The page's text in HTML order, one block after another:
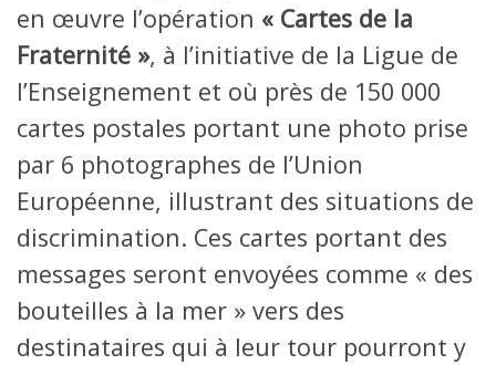
en œuvre l’opération « Cartes de la
Fraternité », à l’initiative de la Ligue de
l’Enseignement et où près de 150 000
cartes postales portant une photo prise
par 6 photographes de l’Union
Européenne, illustrant des situations de
discrimination. Ces cartes portant des
messages seront envoyées comme « des
bouteilles à la mer » vers des
destinataires qui à leur tour pourront y